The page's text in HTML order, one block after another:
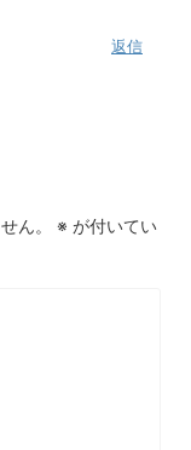
返信
ん。 ※ が付いてい